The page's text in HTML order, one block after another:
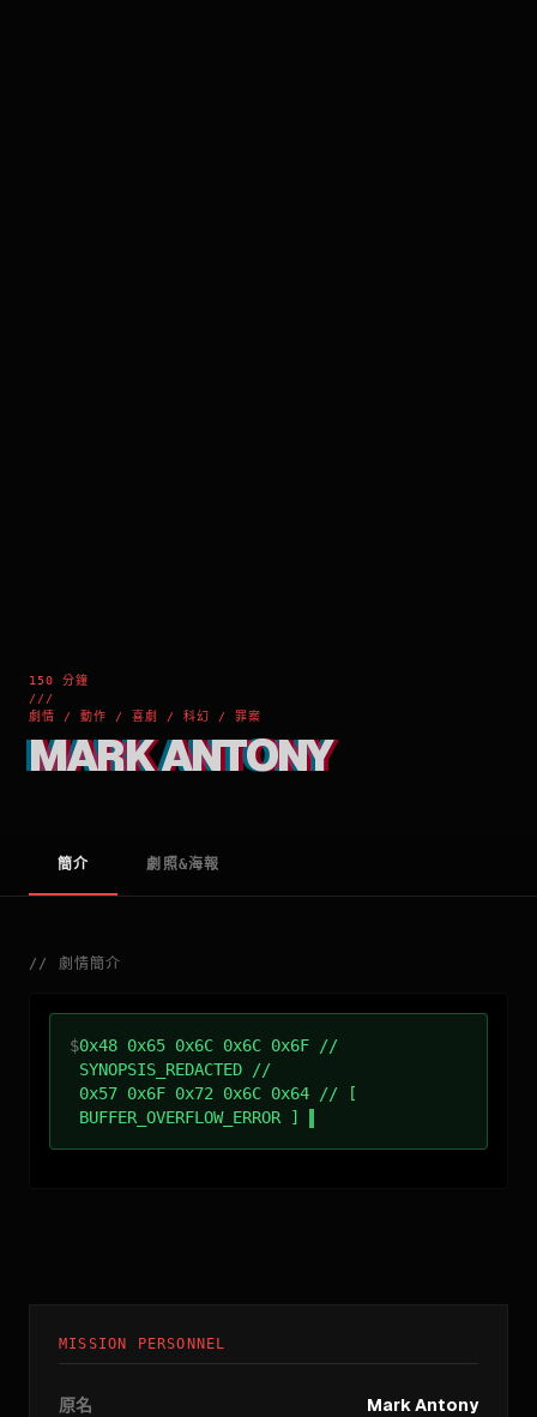
150 分鐘
///
劇情 / 動作 / 喜劇 / 科幻 / 罪案
MARK ANTONY
簡介 劇照&海報
// 劇情簡介
$0x48 0x65 0x6C 0x6C 0x6F //
SYNOPSIS_REDACTED //
0x57 0x6F 0x72 0x6C 0x64 // [
BUFFER_OVERFLOW_ERROR ]
MISSION PERSONNEL
原名 Mark Antony